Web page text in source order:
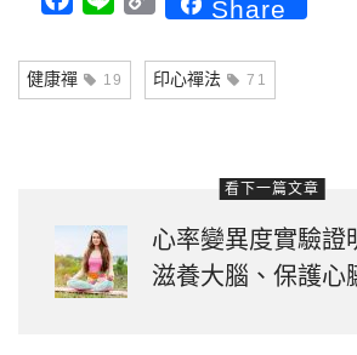
Share
健康禪 19 印心禪法 71
看下一篇文章
心率變異度實驗
滋養大腦、保護心